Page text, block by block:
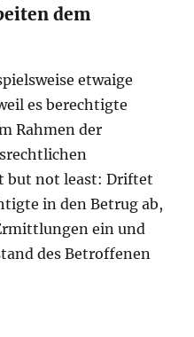
dem
etwaige
es berechtigte
Rahmen der
but not least: Driftet
in den Betrug ab,
ein und
des Betroffenen